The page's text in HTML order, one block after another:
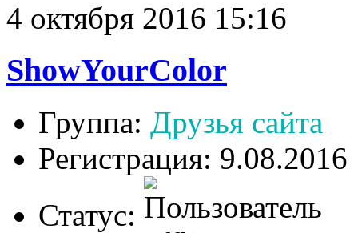
4 октября 2016 15:16
ShowYourColor
Группа: Друзья сайта
Регистрация: 9.08.2016
Статус: